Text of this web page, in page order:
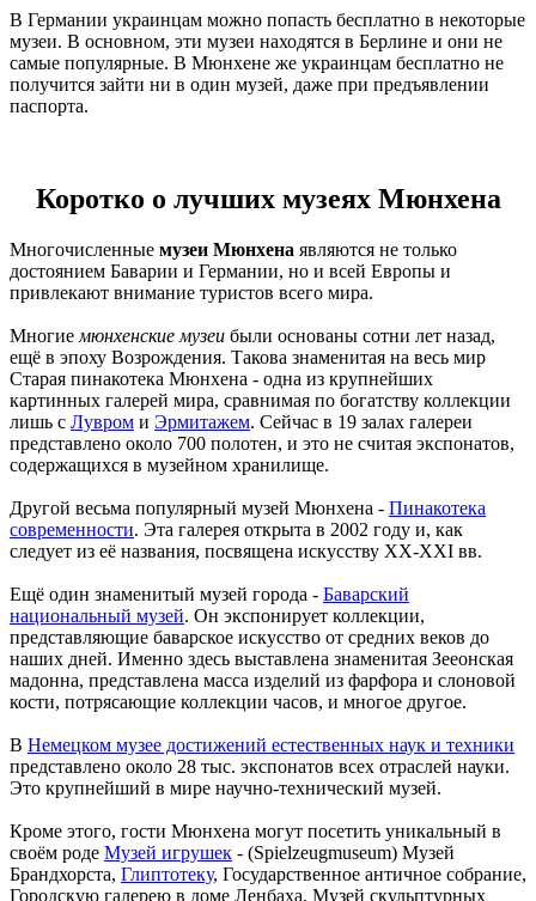
В Германии украинцам можно попасть бесплатно в некоторые
музеи. В основном, эти музеи находятся в Берлине и они не
самые популярные. В Мюнхене же украинцам бесплатно не
получится зайти ни в один музей, даже при предъявлении
паспорта.
Коротко о лучших музеях Мюнхена
Многочисленные музеи Мюнхена являются не только
достоянием Баварии и Германии, но и всей Европы и
привлекают внимание туристов всего мира.
Многие мюнхенские музеи были основаны сотни лет назад,
ещё в эпоху Возрождения. Такова знаменитая на весь мир
Старая пинакотека Мюнхена - одна из крупнейших
картинных галерей мира, сравнимая по богатству коллекции
лишь с Лувром и Эрмитажем. Сейчас в 19 залах галереи
представлено около 700 полотен, и это не считая экспонатов,
содержащихся в музейном хранилище.
Другой весьма популярный музей Мюнхена - Пинакотека
современности. Эта галерея открыта в 2002 году и, как
следует из её названия, посвящена искусству XX-XXI вв.
Ещё один знаменитый музей города - Баварский
национальный музей. Он экспонирует коллекции,
представляющие баварское искусство от средних веков до
наших дней. Именно здесь выставлена знаменитая Зееонская
мадонна, представлена масса изделий из фарфора и слоновой
кости, потрясающие коллекции часов, и многое другое.
В Немецком музее достижений естественных наук и техники
представлено около 28 тыс. экспонатов всех отраслей науки.
Это крупнейший в мире научно-технический музей.
Кроме этого, гости Мюнхена могут посетить уникальный в
своём роде Музей игрушек - (Spielzeugmuseum) Музей
Брандхорста, Глиптотеку, Государственное античное собрание,
Городскую галерею в доме Ленбаха, Музей скульптурных